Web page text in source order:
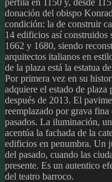
donación del obispo
condición: la de construir
14 edificios así construidos
1662 y 1680, siendo
arquitectos italianos en
de la plaza está la estatua
Por primera vez en su
adquiere el estado de
después de 2013. El
reemplazado por grava
pasados. La iluminación,
acentúa la fachada de la
edificios en penumbra. Un
del pasado, cuando las
presente. Es un autentico
del teatro barroco.